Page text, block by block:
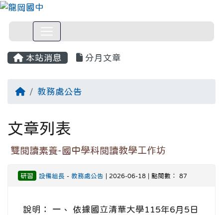
本站消息 分月文章
回首頁教務處公告
文章列表
雙閱讀素養-國中學科閱讀教學工作坊
研習 設備組長 - 教務處公告 | 2026-06-18 | 點閱數： 87
說明： 一、 依據國立清華大學115年6月5日